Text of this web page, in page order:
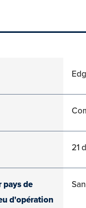
21
de
d'opération